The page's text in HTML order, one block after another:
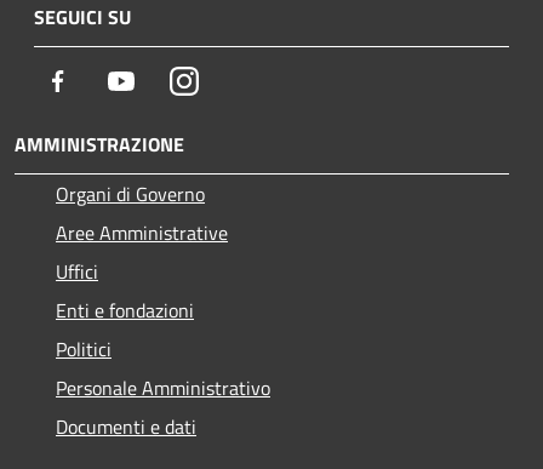
SEGUICI SU
Facebook YoutubeInstagram
AMMINISTRAZIONE
Organi di Governo
Aree Amministrative
Uffici
Enti e fondazioni
Politici
Personale Amministrativo
Documenti e dati